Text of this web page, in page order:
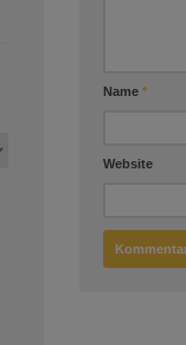
Name *
Website